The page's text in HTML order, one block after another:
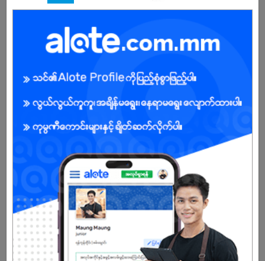
Female
Already Expired
Don't have an account?